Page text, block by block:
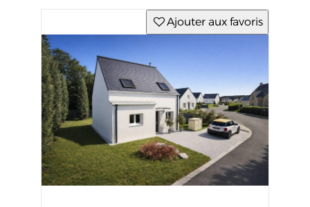
Ajouter aux favoris